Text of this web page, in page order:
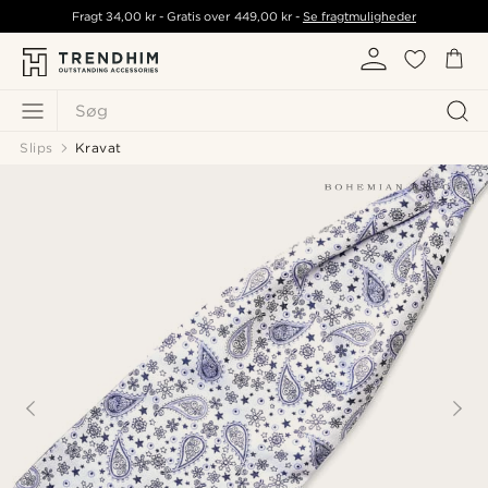
Søg
Fragt34,00 kr - Gratis over 449,00 kr- Se fragtmuligheder
Slips Kravat